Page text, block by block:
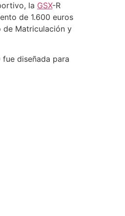
la GSX-R
de 1.600 euros
de Matriculación y
diseñada para